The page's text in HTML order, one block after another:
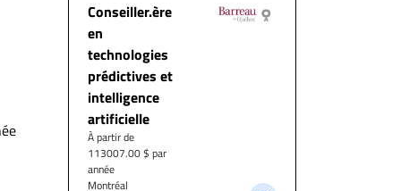
Conseiller.ère
en
technologies
prédictives et
intelligence
artificielle
À partir de
113007.00 $ par
année
Montréal